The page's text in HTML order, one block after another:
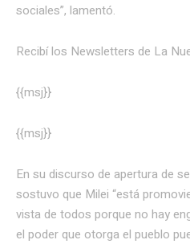
sociales”, lamentó.
Recibí los Newsletters de La
{{msj}}
{{msj}}
En su discurso de apertura de
sostuvo que Milei “está
vista de todos porque no hay
el poder que otorga el pueblo